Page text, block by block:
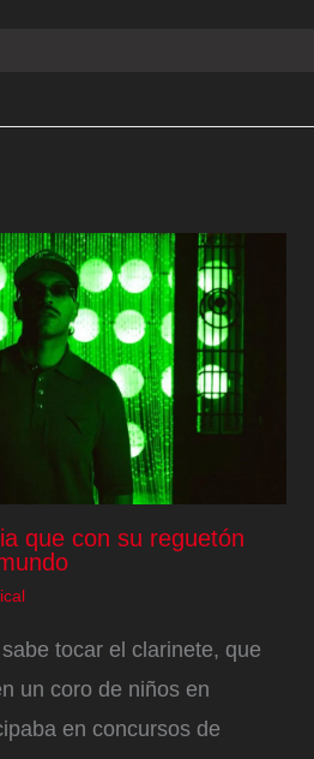
que con su reguetón
tocar el clarinete, que
un coro de niños en
en concursos de